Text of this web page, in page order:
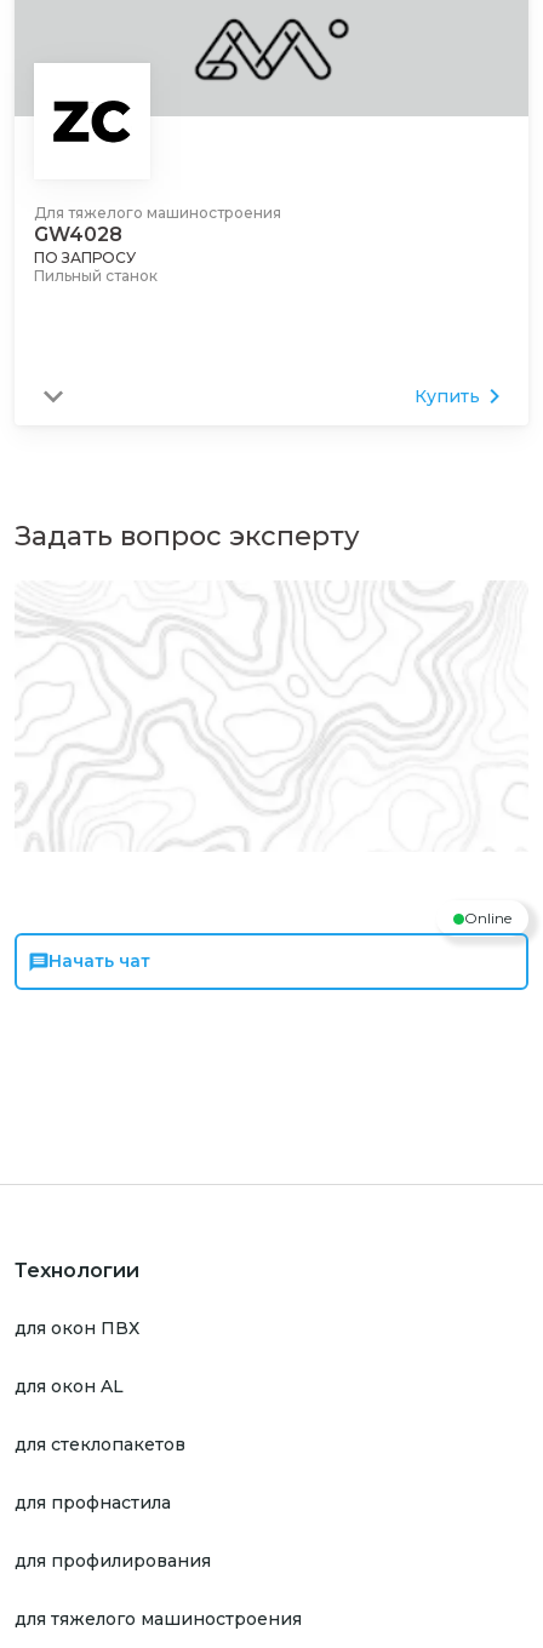
Для тяжелого машиностроения
GW4028
ПО ЗАПРОСУ
Пильный станок
Купить
Задать вопрос эксперту
Online
Начать чат
Технологии
для окон ПВХ
для окон AL
для стеклопакетов
для профнастила
для профилирования
для тяжелого машиностроения